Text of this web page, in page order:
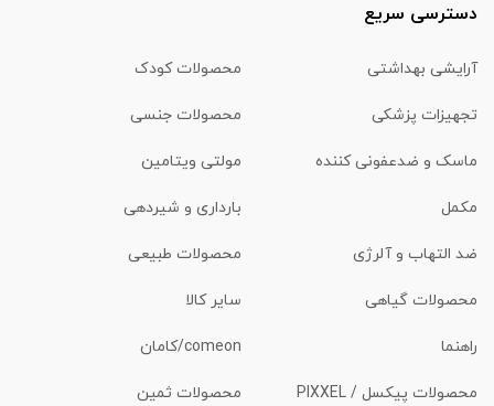
دسترسی سریع
آرایشی بهداشتی محصولات کودک
تجهیزات پزشکی محصولات جنسی
ماسک و ضدعفونی کننده مولتی ویتامین
مکمل بارداری و شیردهی
ضد التهاب و آلرژی محصولات طبیعی
محصولات گیاهی سایر کالا
راهنما comeon/کامان
محصولات پیکسل / PIXXEL محصولات ثمین